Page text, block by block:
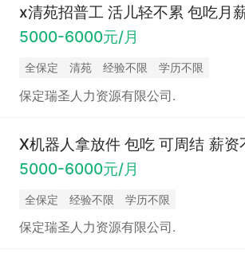
x清苑招普工 活儿轻不累 包吃月
5000-6000元/月
全保定 清苑 经验不限 学历不限
保定瑞圣人力资源有限公司.
X机器人拿放件 包吃 可周结 薪资
5000-6000元/月
全保定 经验不限 学历不限
保定瑞圣人力资源有限公司.